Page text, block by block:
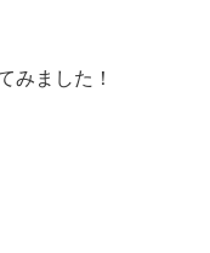
みました！